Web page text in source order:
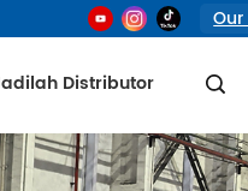
Distributor